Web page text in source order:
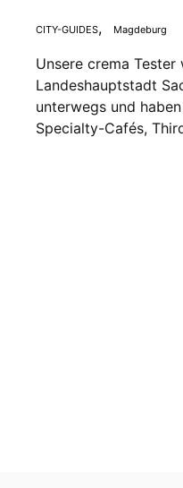
CITY-GUIDES Magdeburg
Unsere crema Tester
Landeshauptstadt
unterwegs und
Specialty-Cafés,